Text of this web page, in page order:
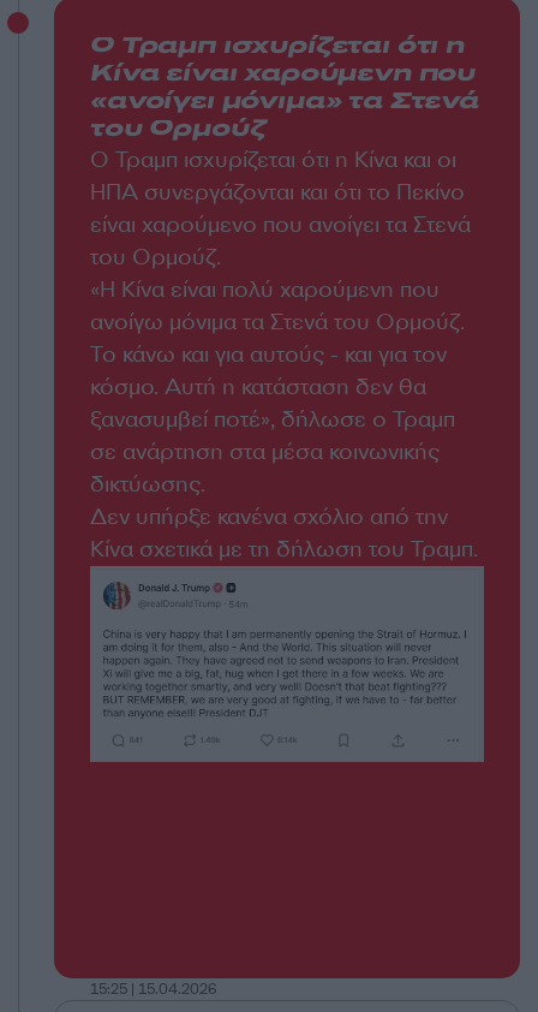
Ο Τραμπ ισχυρίζεται ότι η
Κίνα είναι χαρούμενη που
«ανοίγει μόνιμα» τα Στενά
του Ορμούζ
Ο Τραμπ ισχυρίζεται ότι η Κίνα και οι
ΗΠΑ συνεργάζονται και ότι το Πεκίνο
είναι χαρούμενο που ανοίγει τα Στενά
του Ορμούζ.
«Η Κίνα είναι πολύ χαρούμενη που
ανοίγω μόνιμα τα Στενά του Ορμούζ.
Το κάνω και για αυτούς - και για τον
κόσμο. Αυτή η κατάσταση δεν θα
ξανασυμβεί ποτέ», δήλωσε ο Τραμπ
σε ανάρτηση στα μέσα κοινωνικής
δικτύωσης.
Δεν υπήρξε κανένα σχόλιο από την
Κίνα σχετικά με τη δήλωση του Τραμπ.
15:25 | 15.04.2026